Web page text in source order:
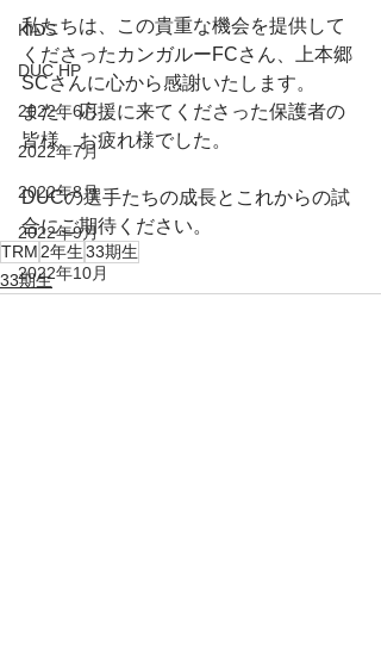
KIDS
DUC HP
2022年6月
2022年7月
2022年8月
2022年9月
2022年10月
私たちは、この貴重な機会を提供して
くださったカンガルーFCさん、上本郷
SCさんに心から感謝いたします。
また、応援に来てくださった保護者の
皆様、お疲れ様でした。
DUCの選手たちの成長とこれからの試
合にご期待ください。
TRM 2年生33期生
33期生